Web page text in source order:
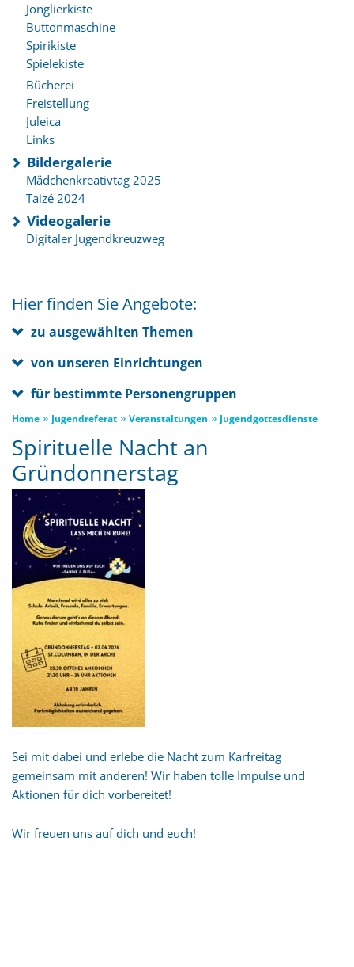
Jonglierkiste
Buttonmaschine
Spirikiste
Spielekiste
Bücherei
Freistellung
Juleica
Links
Bildergalerie
Mädchenkreativtag 2025
Taizé 2024
Videogalerie
Digitaler Jugendkreuzweg
Hier finden Sie Angebote:
zu ausgewählten Themen
von unseren Einrichtungen
für bestimmte Personengruppen
Home » Jugendreferat » Veranstaltungen » Jugendgottesdienste
Spirituelle Nacht an
Gründonnerstag
Sei mit dabei und erlebe die Nacht zum Karfreitag
gemeinsam mit anderen! Wir haben tolle Impulse und
Aktionen für dich vorbereitet!
Wir freuen uns auf dich und euch!